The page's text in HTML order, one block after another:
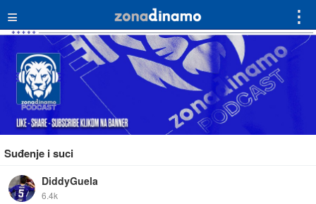
≡ ⋮
Suđenje i suci
DiddyGuela
6.4k